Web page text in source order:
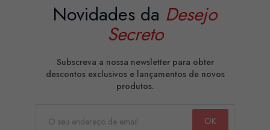
Novidades da Desejo
Secreto
Subscreva a nossa newsletter para obter
descontos exclusivos e lançamentos de novos
produtos.